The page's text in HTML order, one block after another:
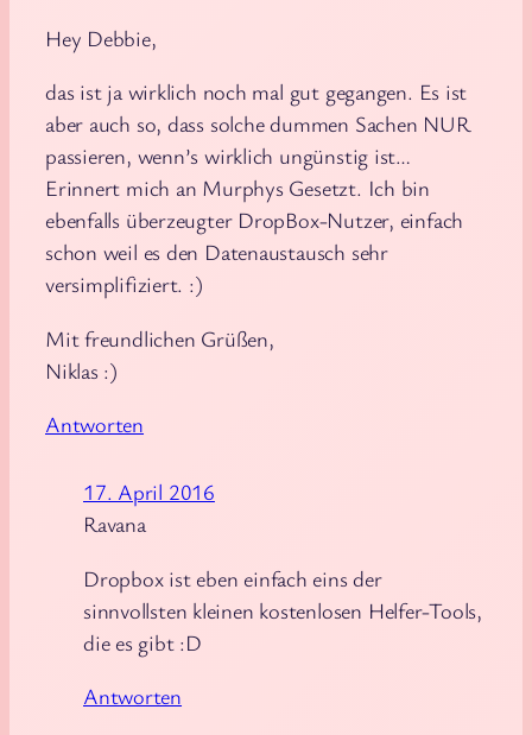
Hey Debbie,
das ist ja wirklich noch mal gut gegangen. Es ist
aber auch so, dass solche dummen Sachen NUR
passieren, wenn’s wirklich ungünstig ist…
Erinnert mich an Murphys Gesetzt. Ich bin
ebenfalls überzeugter DropBox-Nutzer, einfach
schon weil es den Datenaustausch sehr
versimplifiziert. :)
Mit freundlichen Grüßen,
Niklas :)
Antworten
17. April 2016
Ravana
Dropbox ist eben einfach eins der
sinnvollsten kleinen kostenlosen Helfer-Tools,
die es gibt :D
Antworten